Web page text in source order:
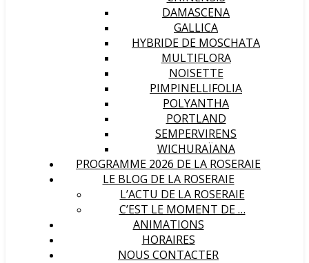
DAMASCENA
GALLICA
HYBRIDE DE MOSCHATA
MULTIFLORA
NOISETTE
PIMPINELLIFOLIA
POLYANTHA
PORTLAND
SEMPERVIRENS
WICHURAÏANA
PROGRAMME 2026 DE LA ROSERAIE
LE BLOG DE LA ROSERAIE
L’ACTU DE LA ROSERAIE
C’EST LE MOMENT DE …
ANIMATIONS
HORAIRES
NOUS CONTACTER